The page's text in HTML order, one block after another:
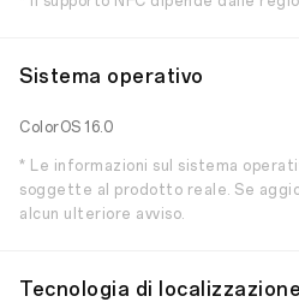
Sistema operativo
ColorOS 16.0
* Le informazioni sul sistema
soggette al prodotto reale. Se
alcun ulteriore avviso.
Tecnologia di localizzazione